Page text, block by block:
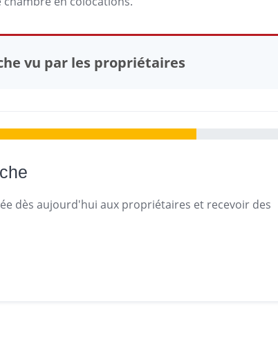
vu par les propriétaires
dès aujourd'hui aux propriétaires et recevoir des